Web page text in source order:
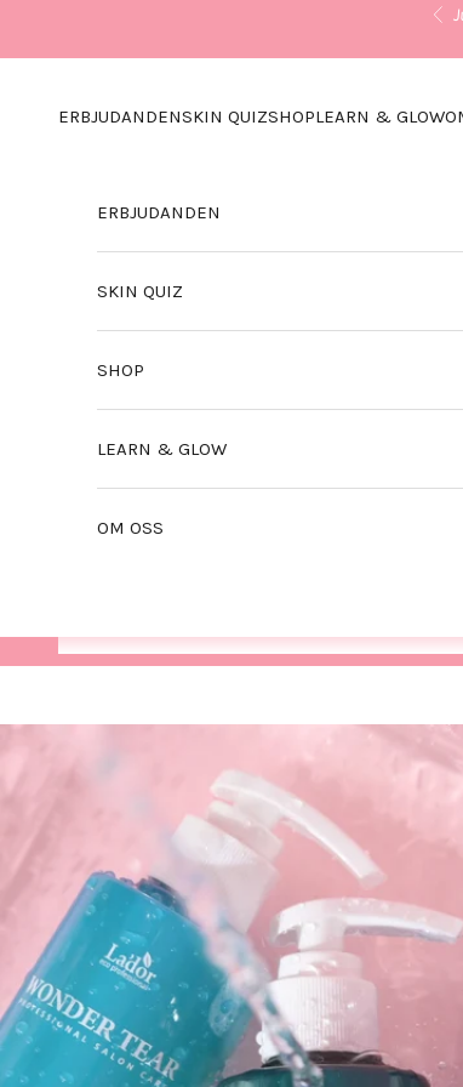
ERBJUDANDENSKIN QUIZSHOPLEARN & GLOW
ERBJUDANDEN
SKIN QUIZ
SHOP
LEARN & GLOW
OM OSS